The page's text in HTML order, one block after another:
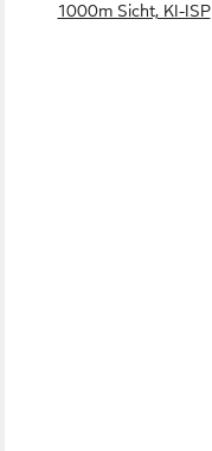
1000m Sicht, KI-ISP